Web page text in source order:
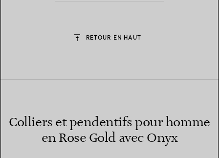
RETOUR EN HAUT
Colliers et pendentifs pour homme
en Rose Gold avec Onyx